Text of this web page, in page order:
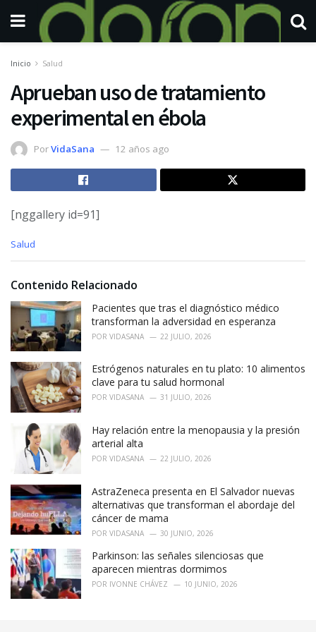
Inicio Salud
Aprueban uso de tratamiento
experimental en ébola
PorVidaSana 12 años ago
[nggallery id=91]
C
e
o
i
e
:
Salud
Contenido Relacionado
Pacientes que tras el diagnóstico médico
transforman la adversidad en esperanza
POR VIDASANA 22 JULIO, 2026
Estrógenos naturales en tu plato: 10 alimentos
clave para tu salud hormonal
POR VIDASANA 31 JULIO, 2026
Hay relación entre la menopausia y la presión
arterial alta
POR VIDASANA 22 JULIO, 2026
AstraZeneca presenta en El Salvador nuevas
alternativas que transforman el abordaje del
cáncer de mama
POR VIDASANA 30 JUNIO, 2026
Parkinson: las señales silenciosas que
aparecen mientras dormimos
POR IVONNE CHÁVEZ 10 JUNIO, 2026